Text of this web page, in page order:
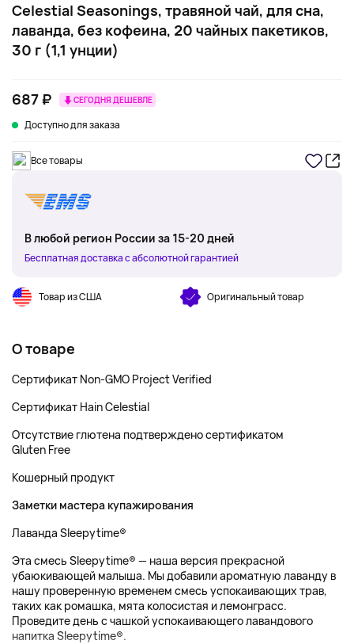
Celestial Seasonings, травяной чай, для сна,
лаванда, без кофеина, 20 чайных пакетиков,
30 г (1,1 унции)
687 ₽ СЕГОДНЯ ДЕШЕВЛЕ
Доступно для заказа
Все товары
В любой регион России за 15-20 дней
Бесплатная доставка с абсолютной гарантией
Товар из США Оригинальный товар
О товаре
Сертификат Non-GMO Project Verified
Сертификат Hain Celestial
Отсутствие глютена подтверждено сертификатом
Gluten Free
Кошерный продукт
Заметки мастера купажирования
Лаванда Sleepytime®
Эта смесь Sleepytime® — наша версия прекрасной
убаюкивающей малыша. Мы добавили ароматную лаванду в
нашу проверенную временем смесь успокаивающих трав,
таких как ромашка, мята колосистая и лемонграсс.
Проведите день с чашкой успокаивающего лавандового
напитка Sleepytime®.